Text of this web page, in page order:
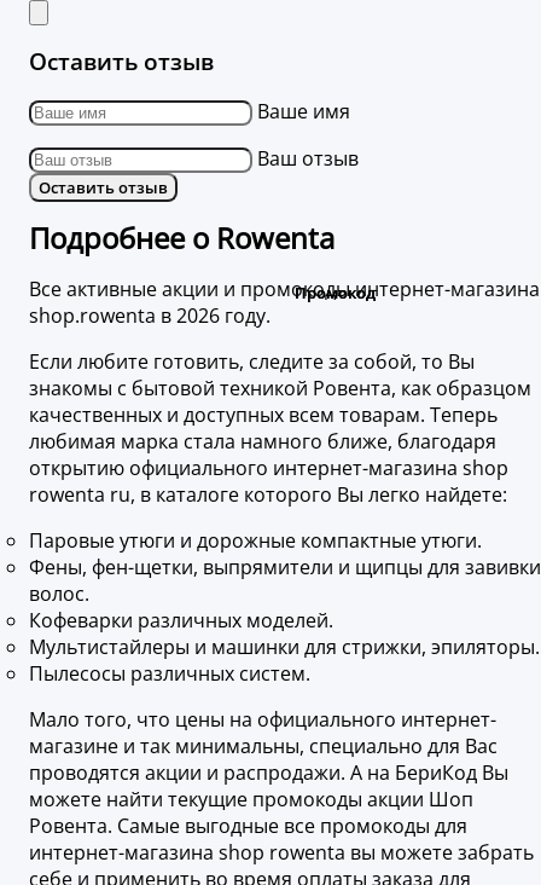
Оставить отзыв
Ваше имя
Ваш отзыв
Оставить отзыв
Подробнее о Rowenta
Все активные акции и промокоды интернет-магазина
shop.rowenta в 2026 году.
Если любите готовить, следите за собой, то Вы
знакомы с бытовой техникой Ровента, как образцом
качественных и доступных всем товарам. Теперь
любимая марка стала намного ближе, благодаря
открытию официального интернет-магазина shop
rowenta ru, в каталоге которого Вы легко найдете:
Паровые утюги и дорожные компактные утюги.
Фены, фен-щетки, выпрямители и щипцы для завивки
волос.
Кофеварки различных моделей.
Мультистайлеры и машинки для стрижки, эпиляторы.
Пылесосы различных систем.
Мало того, что цены на официального интернет-
магазине и так минимальны, специально для Вас
проводятся акции и распродажи. А на БериКод Вы
можете найти текущие промокоды акции Шоп
Ровента. Самые выгодные все промокоды для
интернет-магазина shop rowenta вы можете забрать
себе и применить во время оплаты заказа для